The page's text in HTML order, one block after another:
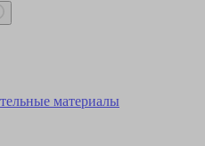
материалы